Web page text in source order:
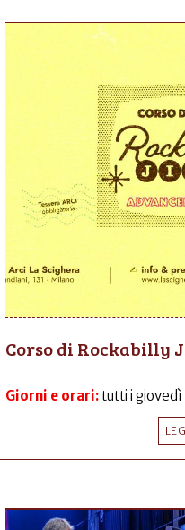
Corso di Rockabilly
Giorni e orari:tutti i giovedì